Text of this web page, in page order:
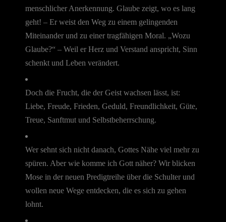
menschlicher Anerkennung. Glaube zeigt, wo es lang
geht! – Er weist den Weg zu einem gelingenden
Miteinander und zu einer tragfähigen Moral. „Wozu
Glaube?“ – Weil er Herz und Verstand anspricht, Sinn
schenkt und Leben verändert.
Doch die Frucht, die der Geist wachsen lässt, ist:
Liebe, Freude, Frieden, Geduld, Freundlichkeit, Güte,
Treue, Sanftmut und Selbstbeherrschung.
Wer sehnt sich nicht danach, Gottes Nähe viel mehr zu
spüren. Aber wie komme ich Gott näher? Wir blicken
Mose in der neuen Predigtreihe über die Schulter und
wollen neue Wege entdecken, die es sich zu gehen
lohnt.